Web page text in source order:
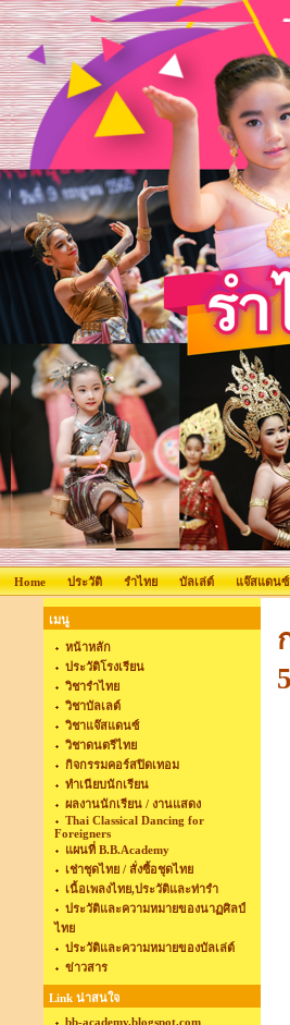
Home ประวัติ รำไทย บัลเล่ต์ แจ๊สแดนซ์
เมนู
หน้าหลัก
ประวัติโรงเรียน
วิชารำไทย
วิชาบัลเลต์
วิชาแจ๊สแดนซ์
วิชาดนตรีไทย
กิจกรรมคอร์สปิดเทอม
ทำเนียบนักเรียน
ผลงานนักเรียน / งานแสดง
Thai Classical Dancing for
Foreigners
แผนที่ B.B.Academy
เช่าชุดไทย / สั่งซื้อชุดไทย
เนื้อเพลงไทย,ประวัติและท่ารำ
ประวัติและความหมายของนาฏศิลป์
ไทย
ประวัติและความหมายของบัลเล่ต์
ข่าวสาร
Link น่าสนใจ
bb-academy.blogspot.com